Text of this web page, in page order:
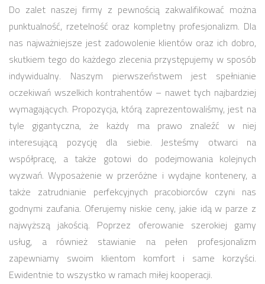
Do zalet naszej firmy z pewnością zakwalifikować można
punktualność, rzetelność oraz kompletny profesjonalizm. Dla
nas najważniejsze jest zadowolenie klientów oraz ich dobro,
skutkiem tego do każdego zlecenia przystępujemy w sposób
indywidualny. Naszym pierwszeństwem jest spełnianie
oczekiwań wszelkich kontrahentów – nawet tych najbardziej
wymagających. Propozycja, którą zaprezentowaliśmy, jest na
tyle gigantyczna, że każdy ma prawo znaleźć w niej
interesującą pozycję dla siebie. Jesteśmy otwarci na
współpracę, a także gotowi do podejmowania kolejnych
wyzwań. Wyposażenie w przeróżne i wydajne kontenery, a
także zatrudnianie perfekcyjnych pracobiorców czyni nas
godnymi zaufania. Oferujemy niskie ceny, jakie idą w parze z
najwyższą jakością. Poprzez oferowanie szerokiej gamy
usług, a również stawianie na pełen profesjonalizm
zapewniamy swoim klientom komfort i same korzyści.
Ewidentnie to wszystko w ramach miłej kooperacji.